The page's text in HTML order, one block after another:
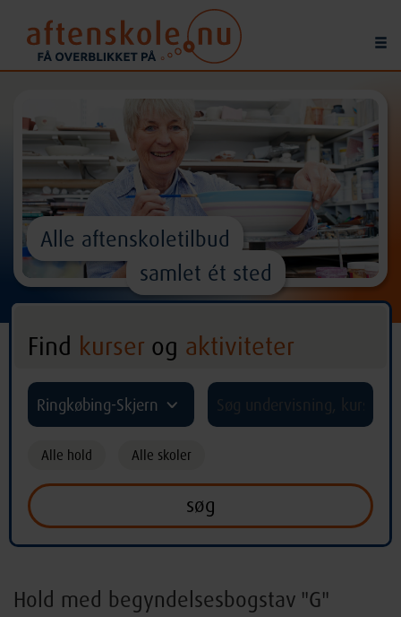
Alle aftenskoletilbud
samlet ét sted
Find kurser og aktiviteter
Ringkøbing-Skjern ^
Alle hold Alle skoler
Hold med begyndelsesbogstav "G"